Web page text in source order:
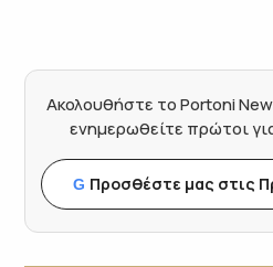
Ακολουθήστε το Portoni
ενημερωθείτε πρώτοι
G Προσθέστε μας στις